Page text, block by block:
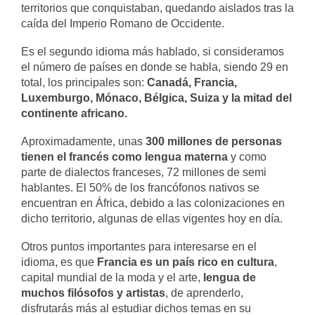
territorios que conquistaban, quedando aislados tras la
caída del Imperio Romano de Occidente.
Es el segundo idioma más hablado, si consideramos
el número de países en donde se habla, siendo 29 en
total, los principales son: Canadá, Francia,
Luxemburgo, Mónaco, Bélgica, Suiza y la mitad del
continente africano.
Aproximadamente, unas 300 millones de personas
tienen el francés como lengua materna y como
parte de dialectos franceses, 72 millones de semi
hablantes. El 50% de los francófonos nativos se
encuentran en África, debido a las colonizaciones en
dicho territorio, algunas de ellas vigentes hoy en día.
Otros puntos importantes para interesarse en el
idioma, es que Francia es un país rico en cultura,
capital mundial de la moda y el arte, lengua de
muchos filósofos y artistas, de aprenderlo,
disfrutarás más al estudiar dichos temas en su